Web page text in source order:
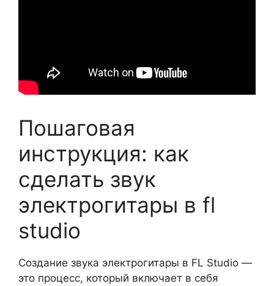
Пошаговая
инструкция: как
сделать звук
электрогитары в fl
studio
Создание звука электрогитары в FL Studio —
это процесс, который включает в себя